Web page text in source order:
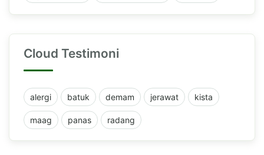
Cloud Testimoni
alergi batuk demam jerawat kista
maag panas radang